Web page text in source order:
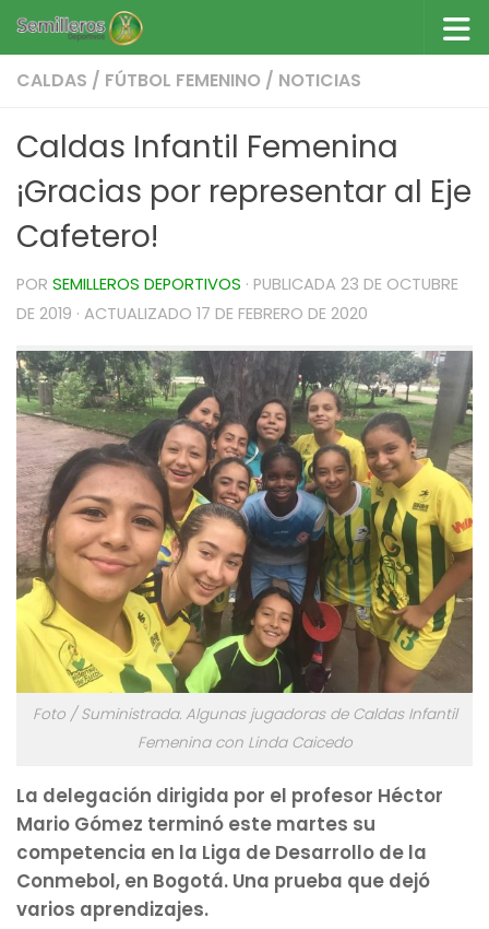
Saltar al contenido
CALDAS / FÚTBOL FEMENINO / NOTICIAS
Caldas Infantil Femenina
¡Gracias por representar al Eje
Cafetero!
POR SEMILLEROS DEPORTIVOS · PUBLICADA 23 DE OCTUBRE
DE 2019 · ACTUALIZADO 17 DE FEBRERO DE 2020
Foto / Suministrada. Algunas jugadoras de Caldas Infantil
Femenina con Linda Caicedo
La delegación dirigida por el profesor Héctor
Mario Gómez terminó este martes su
competencia en la Liga de Desarrollo de la
Conmebol, en Bogotá. Una prueba que dejó
varios aprendizajes.